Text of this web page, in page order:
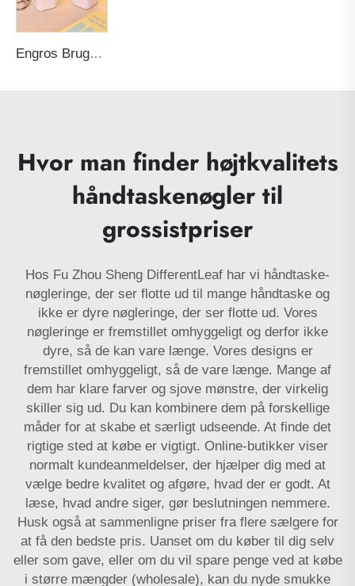
Engros Brugerdefineret Gul Kylling Nøgleholder Kreativ Stresslindring Elektronisk Stemmetoy i Enhver Form Reklameløse Gummiløse Nøglehængere
Hvor man finder højtkvalitets
håndtaskenøgler til
grossistpriser
Hos Fu Zhou Sheng DifferentLeaf har vi håndtaske-
nøgleringe, der ser flotte ud til mange håndtaske og
ikke er dyre nøgleringe, der ser flotte ud. Vores
nøgleringe er fremstillet omhyggeligt og derfor ikke
dyre, så de kan vare længe. Vores designs er
fremstillet omhyggeligt, så de vare længe. Mange af
dem har klare farver og sjove mønstre, der virkelig
skiller sig ud. Du kan kombinere dem på forskellige
måder for at skabe et særligt udseende. At finde det
rigtige sted at købe er vigtigt. Online-butikker viser
normalt kundeanmeldelser, der hjælper dig med at
vælge bedre kvalitet og afgøre, hvad der er godt. At
læse, hvad andre siger, gør beslutningen nemmere.
Husk også at sammenligne priser fra flere sælgere for
at få den bedste pris. Uanset om du køber til dig selv
eller som gave, eller om du vil spare penge ved at købe
i større mængder (wholesale), kan du nyde smukke